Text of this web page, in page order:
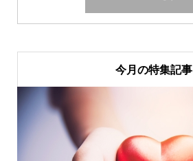
今月の特集記事